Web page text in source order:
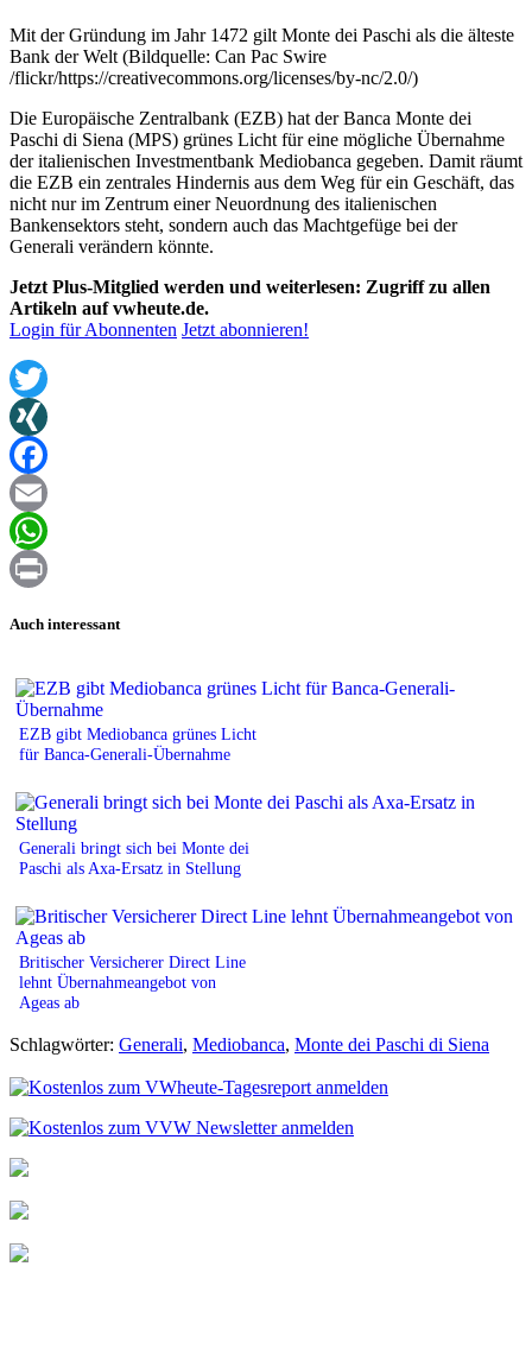
Mit der Gründung im Jahr 1472 gilt Monte dei Paschi als die älteste
Bank der Welt (Bildquelle: Can Pac Swire
/flickr/https://creativecommons.org/licenses/by-nc/2.0/)
Die Europäische Zentralbank (EZB) hat der Banca Monte dei
Paschi di Siena (MPS) grünes Licht für eine mögliche Übernahme
der italienischen Investmentbank Mediobanca gegeben. Damit räumt
die EZB ein zentrales Hindernis aus dem Weg für ein Geschäft, das
nicht nur im Zentrum einer Neuordnung des italienischen
Bankensektors steht, sondern auch das Machtgefüge bei der
Generali verändern könnte.
Jetzt Plus-Mitglied werden und weiterlesen: Zugriff zu allen
Artikeln auf vwheute.de.
Login für Abonnenten Jetzt abonnieren!
Twitter
XING
Facebook
Email
WhatsApp
Auch interessant
EZB gibt Mediobanca grünes Licht
für Banca-Generali-Übernahme
Generali bringt sich bei Monte dei
Paschi als Axa-Ersatz in Stellung
Britischer Versicherer Direct Line
lehnt Übernahmeangebot von
Ageas ab
Schlagwörter: Generali, Mediobanca, Monte dei Paschi di Siena